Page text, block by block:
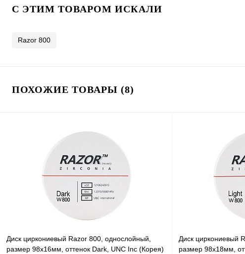
C ЭТИМ ТОВАРОМ ИСКАЛИ
Razor 800
ПОХОЖИЕ ТОВАРЫ (8)
Диск циркониевый Razor 800, однослойный,
размер 98х16мм, оттенок Dark, UNC Inc (Корея)
Диск циркониевый
размер 98х18мм,